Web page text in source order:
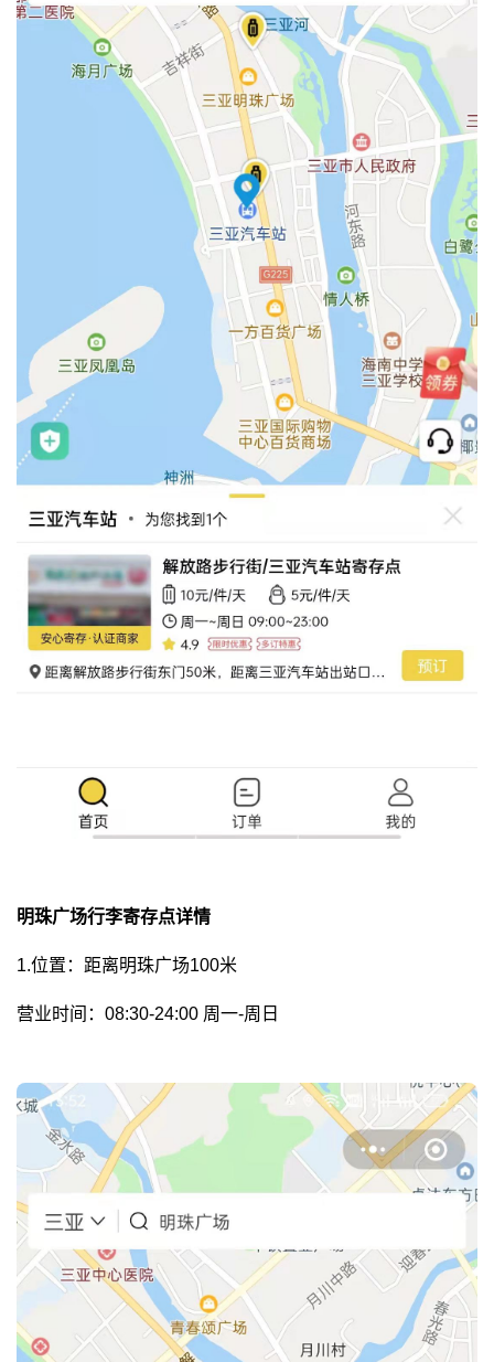
明珠广场行李寄存点详情
1.位置：距离明珠广场100米
营业时间：08:30-24:00 周一-周日